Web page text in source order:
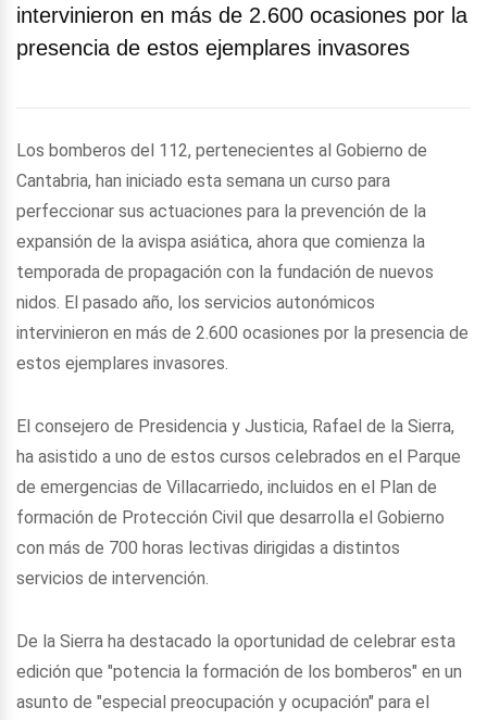
intervinieron en más de 2.600 ocasiones por la
presencia de estos ejemplares invasores
Los bomberos del 112, pertenecientes al Gobierno de
Cantabria, han iniciado esta semana un curso para
perfeccionar sus actuaciones para la prevención de la
expansión de la avispa asiática, ahora que comienza la
temporada de propagación con la fundación de nuevos
nidos. El pasado año, los servicios autonómicos
intervinieron en más de 2.600 ocasiones por la presencia de
estos ejemplares invasores.
El consejero de Presidencia y Justicia, Rafael de la Sierra,
ha asistido a uno de estos cursos celebrados en el Parque
de emergencias de Villacarriedo, incluidos en el Plan de
formación de Protección Civil que desarrolla el Gobierno
con más de 700 horas lectivas dirigidas a distintos
servicios de intervención.
De la Sierra ha destacado la oportunidad de celebrar esta
edición que "potencia la formación de los bomberos" en un
asunto de "especial preocupación y ocupación" para el